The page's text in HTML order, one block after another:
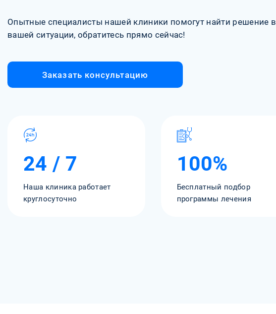
Опытные специалисты нашей клиники помогут найти решение в
вашей ситуации, обратитесь прямо сейчас!
Заказать консультацию
24 / 7
Наша клиника работает
круглосуточно
100%
Бесплатный подбор
программы лечения